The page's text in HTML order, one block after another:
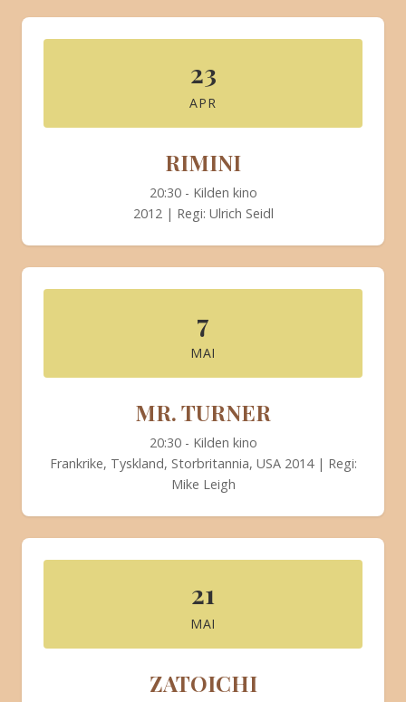
23
APR
RIMINI
20:30 - Kilden kino
2012 | Regi: Ulrich Seidl
7
MAI
MR. TURNER
20:30 - Kilden kino
Frankrike, Tyskland, Storbritannia, USA 2014 | Regi:
Mike Leigh
21
MAI
ZATOICHI